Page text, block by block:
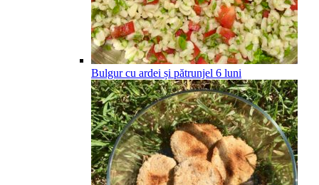
Bulgur cu ardei și pătrunjel 6 luni